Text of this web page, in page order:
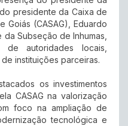
presidente da Caixa de
Goiás (CASAG), Eduardo
Subseção de Inhumas,
autoridades locais,
instituições parceiras.
os investimentos
CASAG na valorização
foco na ampliação de
tecnológica e